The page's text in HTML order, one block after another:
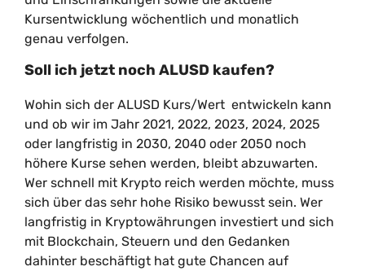
Kursentwicklung wöchentlich und monatlich
genau verfolgen.
Soll ich jetzt noch ALUSD kaufen?
Wohin sich der ALUSD Kurs/Wert entwickeln kann
und ob wir im Jahr 2021, 2022, 2023, 2024, 2025
oder langfristig in 2030, 2040 oder 2050 noch
höhere Kurse sehen werden, bleibt abzuwarten.
Wer schnell mit Krypto reich werden möchte, muss
sich über das sehr hohe Risiko bewusst sein. Wer
langfristig in Kryptowährungen investiert und sich
mit Blockchain, Steuern und den Gedanken
dahinter beschäftigt hat gute Chancen auf